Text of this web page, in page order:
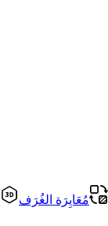
مُعَايِرَة الغُرَف